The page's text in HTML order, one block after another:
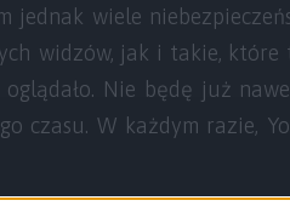
wiele
widzów, jak i takie, które
Nie będę już
czasu. W każdym razie,